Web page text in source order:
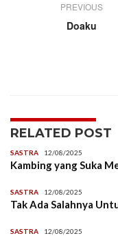
PREVIOUS
Doaku
RELATED POST
SASTRA 12/08/2025
Kambing yang Suka
SASTRA 12/08/2025
Tak Ada Salahnya
SASTRA 12/08/2025